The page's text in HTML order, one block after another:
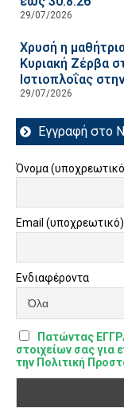
29/07/2026
Χρυσή η
Κυριακή Ζέρβα
Ιστιοπλοΐας
29/07/2026
Εγγραφή στο
Όνομα
Email (υποχρεωτικό)
Ενδιαφέροντα
Πατώντας
στοιχείων σας
την Πολιτική